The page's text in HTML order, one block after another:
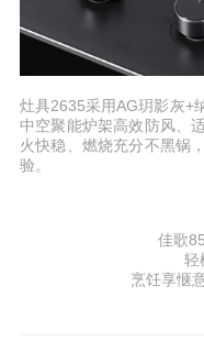
灶具2635采用AG玥影灰+
中空聚能炉架高效防风、
火快稳、燃烧充分不黑锅
验。
佳歌
轻
烹饪享惬